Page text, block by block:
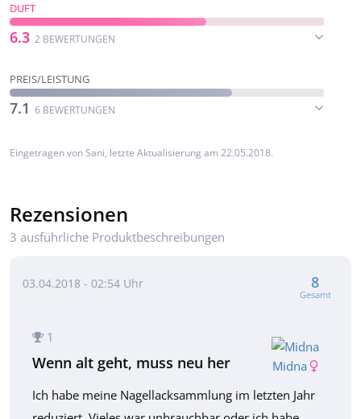
DUFT
6.3 2 BEWERTUNGEN
PREIS/LEISTUNG
7.1 6 BEWERTUNGEN
Eingetragen vonSani, letzte Aktualisierung am 22.05.2018.
Rezensionen
3 ausführliche Produktbeschreibungen
03.04.2018 - 02:54 Uhr 8
Gesamt
Midna
1
Wenn alt geht, muss neu her
Ich habe meine Nagellacksammlung im letzten Jahr